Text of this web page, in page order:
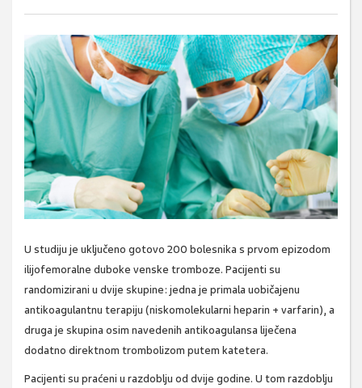
U studiju je uključeno gotovo 200 bolesnika s prvom epizodom
ilijofemoralne duboke venske tromboze. Pacijenti su
randomizirani u dvije skupine: jedna je primala uobičajenu
antikoagulantnu terapiju (niskomolekularni heparin + varfarin), a
druga je skupina osim navedenih antikoagulansa liječena
dodatno direktnom trombolizom putem katetera.
Pacijenti su praćeni u razdoblju od dvije godine. U tom razdoblju